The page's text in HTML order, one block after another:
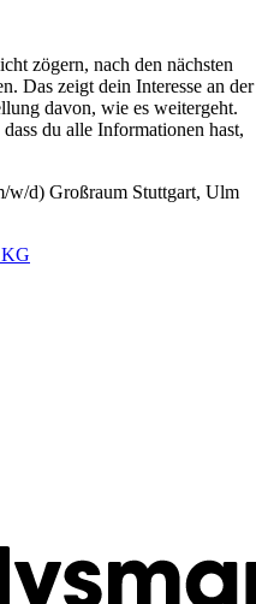
zögern, nach den nächsten
Das zeigt dein Interesse an der
davon, wie es weitergeht.
du alle Informationen hast,
w/d) Großraum Stuttgart, Ulm